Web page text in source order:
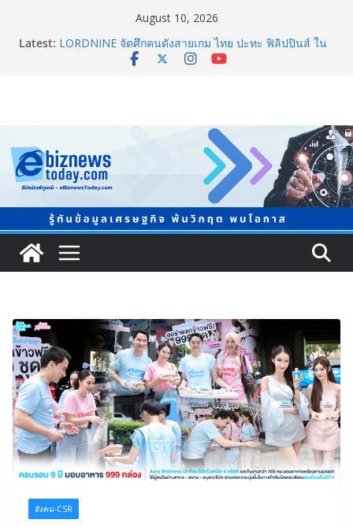
August 10, 2026
Latest: LORDNINE จัดศึกคนดังสายเกม ไทย ปะทะ ฟิลิปปินส์ ใน
“Rise of the Tenth Lord” เปิดสงครามกิลด์ข้ามประเทศ
ข้อมูลเชิงพื้นที่” เล็งวัดผลได้ภายใน 1 ปี
จับตาการตลาดบุหรี่ไฟฟ้าผ่านโลกโซเซียล
ชวนโหวต “People’s Choice Awards” ดันผู้บริโภคร่วม
ตัดสินสุดยอดบริษัทอสังหาฯ และเอเจนต์ที่ชื่นชอบแห่งปี
2026
ยิ่งใหญ่ Thailand e-Commerce Expo 2026 ผนึกกว่า 50
พันธมิตร ปั้นผู้ประกอบการไทยสู่ตลาดโลก คาดเงินสะพัด
กว่า 300 ล้านบาท
สังคม-CSR